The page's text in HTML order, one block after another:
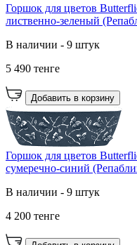
Горшок для цветов
лиственно-зеленый
В наличии - 9 штук
5 490 тенге
Добавить в корзину
Горшок для цветов
сумеречно-синий
В наличии - 9 штук
4 200 тенге